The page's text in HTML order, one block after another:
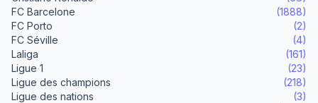
FC Barcelone
(1888)
FC Porto
(2)
FC Séville
(4)
Laliga
(161)
Ligue 1
(23)
Ligue des champions
(218)
Ligue des nations
(3)